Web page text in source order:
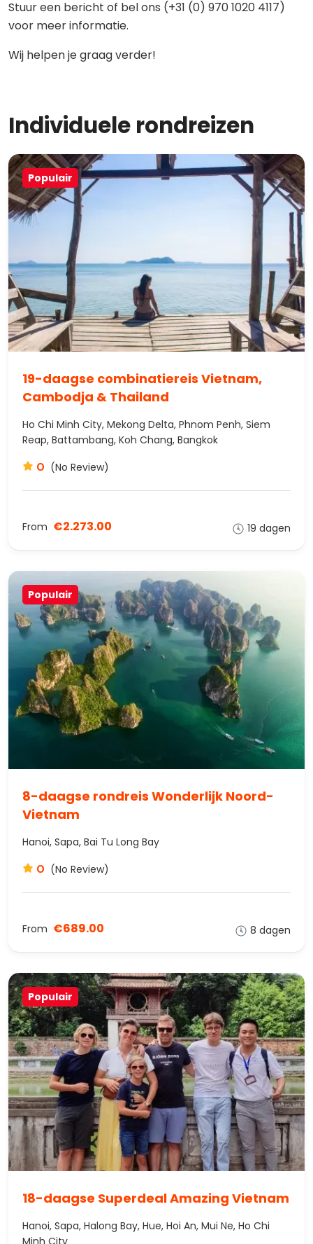
Stuur een bericht of bel ons (+31 (0) 970 1020 4117)
voor meer informatie.
Wij helpen je graag verder!
Individuele rondreizen
Populair
19-daagse combinatiereis Vietnam,
Cambodja & Thailand
Ho Chi Minh City, Mekong Delta, Phnom Penh, Siem
Reap, Battambang, Koh Chang, Bangkok
0 (No Review)
From €2.273.00 19 dagen
Populair
8-daagse rondreis Wonderlijk Noord-
Vietnam
Hanoi, Sapa, Bai Tu Long Bay
0 (No Review)
From €689.00 8 dagen
Populair
18-daagse Superdeal Amazing Vietnam
Hanoi, Sapa, Halong Bay, Hue, Hoi An, Mui Ne, Ho Chi
Minh City